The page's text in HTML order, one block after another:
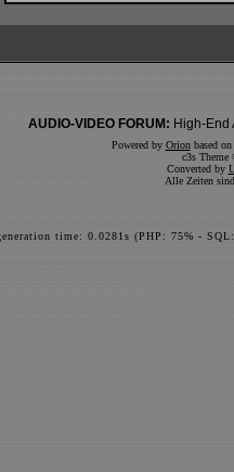
AUDIO-VIDEO FORUM: High-End
Powered by Orionbased on
c3s Theme
Converted by
Alle Zeiten
time: 0.0281s (PHP: 75% -